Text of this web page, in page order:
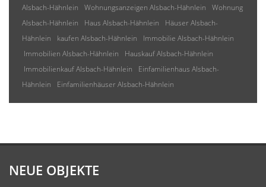
Alsbach-Hähnlein Wohnungsanzeigen Alsbach-Hähnlein
Wohnung
Alsbach-Hähnlein
Haus Alsbach-Hähnlein
Häuser Alsbach-
Hähnlein
kaufen Alsbach-Hähnlein
Immobilie Alsbach-Hähnlein
Immobilien Alsbach-Hähnlein
Hauskauf Alsbach-Hähnlein
Immobilienkauf Alsbach-Hähnlein
Einfamilienhaus Alsbach-
Hähnlein
Einfamilienhäuser Alsbach-Hähnlein
NEUE OBJEKTE